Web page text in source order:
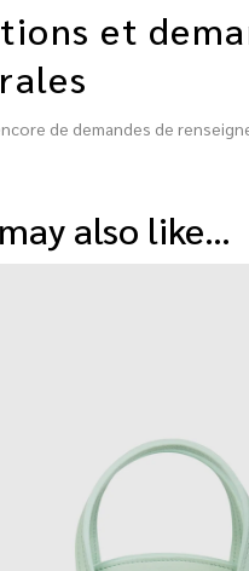
et
de demandes de
may also like…